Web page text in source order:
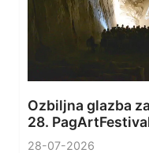
Ozbiljna glazba
28.
28-07-2026